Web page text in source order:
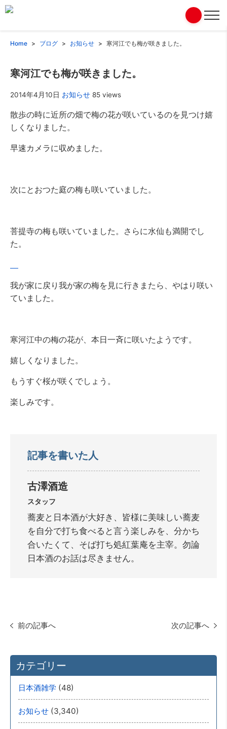
Home ブログ お知らせ 寒河江でも梅が咲きました。
寒河江でも梅が咲きました。
2014年4月10日 お知らせ 85 views
散歩の時に近所の畑で梅の花が咲いているのを見つけ嬉
しくなりました。
早速カメラに収めました。
次にとおつた庭の梅も咲いていました。
菩提寺の梅も咲いていました。さらに水仙も満開でし
た。
我が家に戻り我が家の梅を見に行きまたら、やはり咲い
ていました。
寒河江中の梅の花が、本日一斉に咲いたようです。
嬉しくなりました。
もうすぐ桜が咲くでしょう。
楽しみです。
記事を書いた人
古澤酒造
スタッフ
蕎麦と日本酒が大好き、皆様に美味しい蕎麦
を自分で打ち食べると言う楽しみを、分かち
合いたくて、そば打ち処紅葉庵を主宰。勿論
日本酒のお話は尽きません。
前の記事へ 次の記事へ
カテゴリー
日本酒雑学 (48)
お知らせ (3,340)